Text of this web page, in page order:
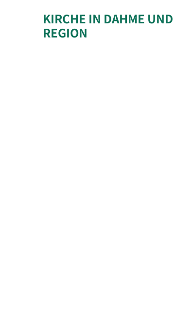
KIRCHE IN DAHME UND
REGION